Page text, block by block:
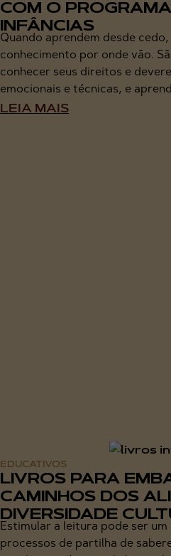
COM O
INFÂNCIAS
Quando aprendem desde
conhecimento por onde vão.
conhecer seus direitos e
emocionais e técnicas, e
LEIA MAIS
EDUCATIVOS
LIVROS PARA
CAMINHOS DOS
DIVERSIDADE
Estimular a leitura pode ser
processos de partilha de